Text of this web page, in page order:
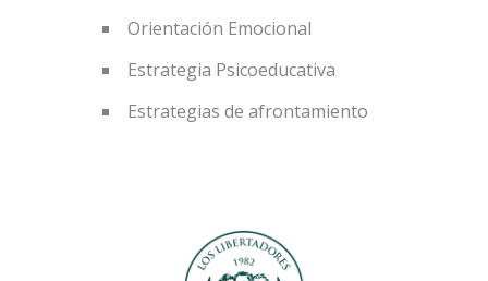
Orientación Emocional
Estrategia Psicoeducativa
Estrategias de afrontamiento